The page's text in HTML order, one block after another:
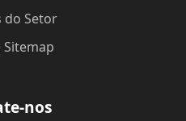
do Setor
Sitemap
nos